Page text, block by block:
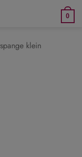
0
klein